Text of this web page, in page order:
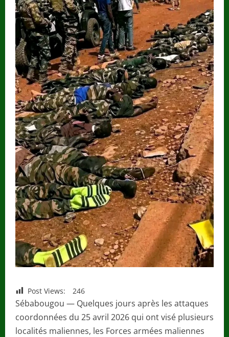
Post Views: 246
Sébabougou — Quelques jours après les attaques
coordonnées du 25 avril 2026 qui ont visé plusieurs
localités maliennes, les Forces armées maliennes